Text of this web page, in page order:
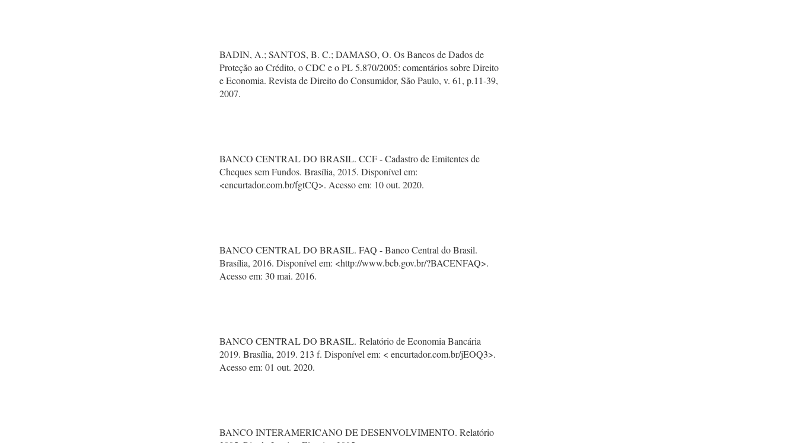
BADIN, A.; SANTOS, B. C.; DAMASO, O. Os Bancos de Dados de
Proteção ao Crédito, o CDC e o PL 5.870/2005: comentários sobre Direito
e Economia. Revista de Direito do Consumidor, São Paulo, v. 61, p.11-39,
2007.
BANCO CENTRAL DO BRASIL. CCF - Cadastro de Emitentes de
Cheques sem Fundos. Brasília, 2015. Disponível em:
<encurtador.com.br/fgtCQ>. Acesso em: 10 out. 2020.
BANCO CENTRAL DO BRASIL. FAQ - Banco Central do Brasil.
Brasília, 2016. Disponível em: <http://www.bcb.gov.br/?BACENFAQ>.
Acesso em: 30 mai. 2016.
BANCO CENTRAL DO BRASIL. Relatório de Economia Bancária
2019. Brasília, 2019. 213 f. Disponível em: < encurtador.com.br/jEOQ3>.
Acesso em: 01 out. 2020.
BANCO INTERAMERICANO DE DESENVOLVIMENTO. Relatório